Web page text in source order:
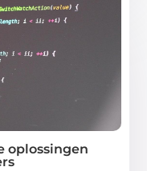
oplossingen